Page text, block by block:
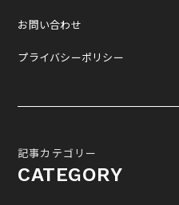
お問い合わせ
プライバシーポリシー
記事カテゴリー
CATEGORY